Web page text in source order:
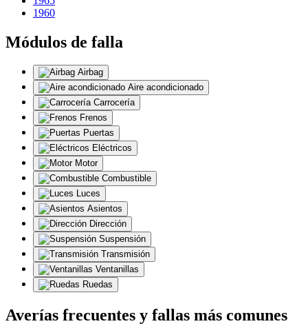
1960
Módulos de falla
Airbag
Aire acondicionado
Carrocería
Frenos
Puertas
Eléctricos
Motor
Combustible
Luces
Asientos
Dirección
Suspensión
Transmisión
Ventanillas
Ruedas
Averías frecuentes y fallas más comunes